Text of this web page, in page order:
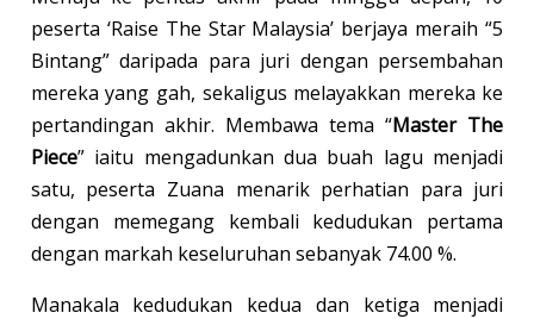
peserta ‘Raise The Star Malaysia’ berjaya meraih “5
Bintang” daripada para juri dengan persembahan
mereka yang gah, sekaligus melayakkan mereka ke
pertandingan akhir. Membawa tema “Master The
Piece” iaitu mengadunkan dua buah lagu menjadi
satu, peserta Zuana menarik perhatian para juri
dengan memegang kembali kedudukan pertama
dengan markah keseluruhan sebanyak 74.00 %.
Manakala kedudukan kedua dan ketiga menjadi